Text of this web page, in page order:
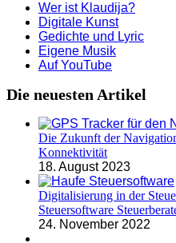
Wer ist Klaudija?
Digitale Kunst
Gedichte und Lyric
Eigene Musik
Auf YouTube
Die neuesten Artikel
Die Zukunft der
Konnektivität
18. August 2023
Digitalisierung in der
Steuersoftware
24. November 2022